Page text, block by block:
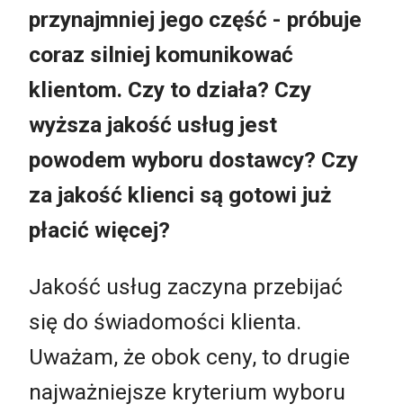
przynajmniej jego część - próbuje
coraz silniej komunikować
klientom. Czy to działa? Czy
wyższa jakość usług jest
powodem wyboru dostawcy? Czy
za jakość klienci są gotowi już
płacić więcej?
Jakość usług zaczyna przebijać
się do świadomości klienta.
Uważam, że obok ceny, to drugie
najważniejsze kryterium wyboru